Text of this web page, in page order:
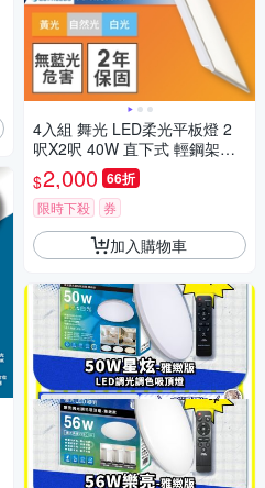
4入組 舞光 LED柔光平板燈 2
呎X2呎 40W 直下式 輕鋼架面
板燈(白光/自然光/黃光)
$2,000 66折
限時下殺 券
加入購物車